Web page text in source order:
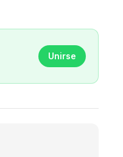
Unirse